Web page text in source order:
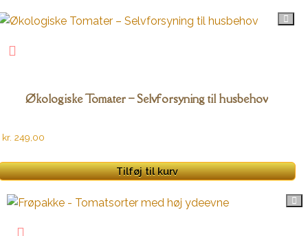
Økologiske Tomater – Selvforsyning til husbehov
kr. 249,00
Tilføj til kurv